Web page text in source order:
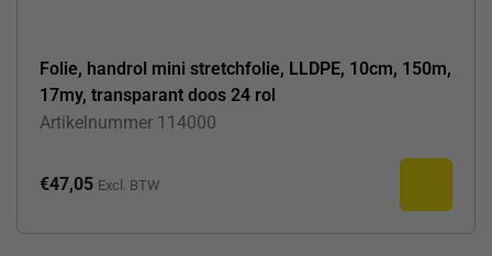
Folie, handrol mini stretchfolie, LLDPE, 10cm, 150m,
17my, transparant doos 24 rol
Artikelnummer 114000
€47,05 Excl. BTW